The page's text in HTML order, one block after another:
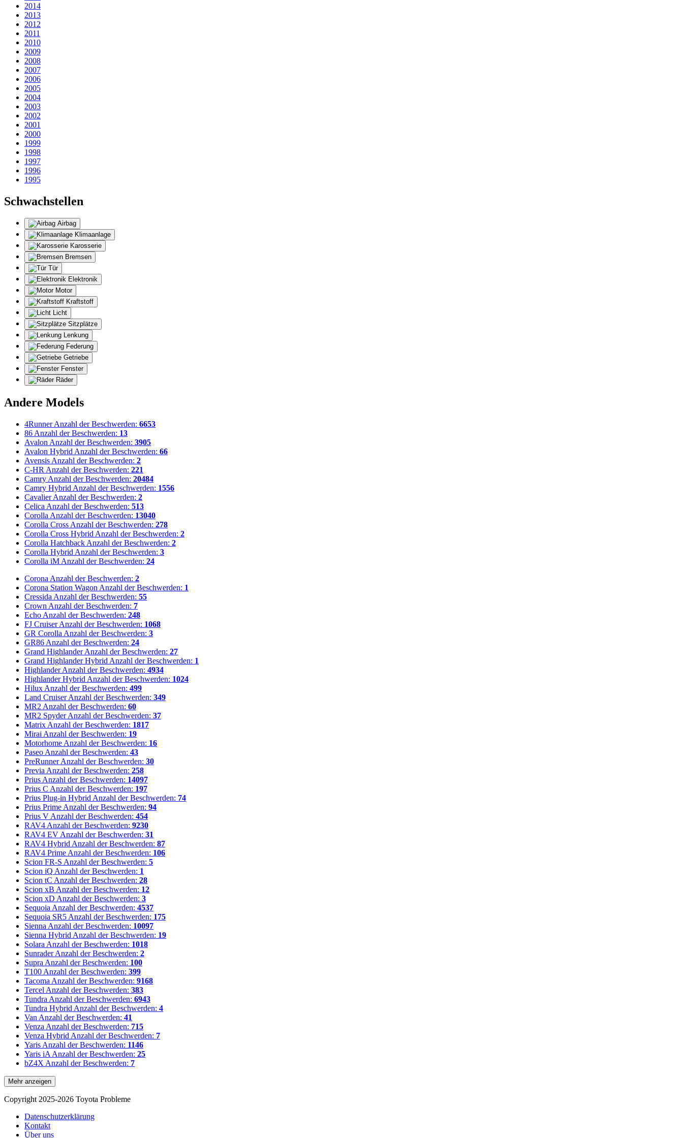
2014
2013
2012
2011
2010
2009
2008
2007
2006
2005
2004
2003
2002
2001
2000
1999
1998
1997
1996
1995
Schwachstellen
Airbag
Klimaanlage
Karosserie
Bremsen
Tür
Elektronik
Motor
Kraftstoff
Licht
Sitzplätze
Lenkung
Federung
Getriebe
Fenster
Räder
Andere Models
4Runner Anzahl der Beschwerden: 6653
86 Anzahl der Beschwerden: 13
Avalon Anzahl der Beschwerden: 3905
Avalon Hybrid Anzahl der Beschwerden: 66
Avensis Anzahl der Beschwerden: 2
C-HR Anzahl der Beschwerden: 221
Camry Anzahl der Beschwerden: 20484
Camry Hybrid Anzahl der Beschwerden: 1556
Cavalier Anzahl der Beschwerden: 2
Celica Anzahl der Beschwerden: 513
Corolla Anzahl der Beschwerden: 13040
Corolla Cross Anzahl der Beschwerden: 278
Corolla Cross Hybrid Anzahl der Beschwerden: 2
Corolla Hatchback Anzahl der Beschwerden: 2
Corolla Hybrid Anzahl der Beschwerden: 3
Corolla iM Anzahl der Beschwerden: 24
Corona Anzahl der Beschwerden: 2
Corona Station Wagon Anzahl der Beschwerden: 1
Cressida Anzahl der Beschwerden: 55
Crown Anzahl der Beschwerden: 7
Echo Anzahl der Beschwerden: 248
FJ Cruiser Anzahl der Beschwerden: 1068
GR Corolla Anzahl der Beschwerden: 3
GR86 Anzahl der Beschwerden: 24
Grand Highlander Anzahl der Beschwerden: 27
Grand Highlander Hybrid Anzahl der Beschwerden: 1
Highlander Anzahl der Beschwerden: 4934
Highlander Hybrid Anzahl der Beschwerden: 1024
Hilux Anzahl der Beschwerden: 499
Land Cruiser Anzahl der Beschwerden: 349
MR2 Anzahl der Beschwerden: 60
MR2 Spyder Anzahl der Beschwerden: 37
Matrix Anzahl der Beschwerden: 1817
Mirai Anzahl der Beschwerden: 19
Motorhome Anzahl der Beschwerden: 16
Paseo Anzahl der Beschwerden: 43
PreRunner Anzahl der Beschwerden: 30
Previa Anzahl der Beschwerden: 258
Prius Anzahl der Beschwerden: 14097
Prius C Anzahl der Beschwerden: 197
Prius Plug-in Hybrid Anzahl der Beschwerden: 74
Prius Prime Anzahl der Beschwerden: 94
Prius V Anzahl der Beschwerden: 454
RAV4 Anzahl der Beschwerden: 9230
RAV4 EV Anzahl der Beschwerden: 31
RAV4 Hybrid Anzahl der Beschwerden: 87
RAV4 Prime Anzahl der Beschwerden: 106
Scion FR-S Anzahl der Beschwerden: 5
Scion iQ Anzahl der Beschwerden: 1
Scion tC Anzahl der Beschwerden: 28
Scion xB Anzahl der Beschwerden: 12
Scion xD Anzahl der Beschwerden: 3
Sequoia Anzahl der Beschwerden: 4537
Sequoia SR5 Anzahl der Beschwerden: 175
Sienna Anzahl der Beschwerden: 10097
Sienna Hybrid Anzahl der Beschwerden: 19
Solara Anzahl der Beschwerden: 1018
Sunrader Anzahl der Beschwerden: 2
Supra Anzahl der Beschwerden: 100
T100 Anzahl der Beschwerden: 399
Tacoma Anzahl der Beschwerden: 9168
Tercel Anzahl der Beschwerden: 383
Tundra Anzahl der Beschwerden: 6943
Tundra Hybrid Anzahl der Beschwerden: 4
Van Anzahl der Beschwerden: 41
Venza Anzahl der Beschwerden: 715
Venza Hybrid Anzahl der Beschwerden: 7
Yaris Anzahl der Beschwerden: 1146
Yaris iA Anzahl der Beschwerden: 25
bZ4X Anzahl der Beschwerden: 7
Mehr anzeigen
Copyright 2025-2026 Toyota Probleme
Datenschutzerklärung
Kontakt
Über uns